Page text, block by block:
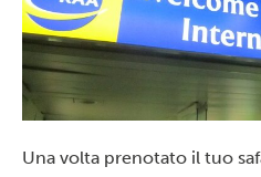
Una volta prenotato il tuo